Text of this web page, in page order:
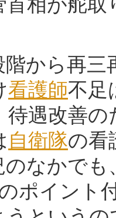
から再三
看護師不足
待遇改善
自衛隊の看
のなかで
ポイント